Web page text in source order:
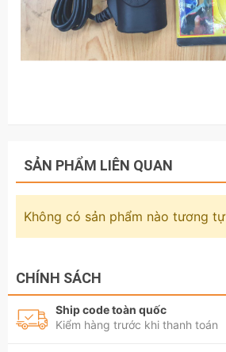
SẢN PHẨM LIÊN QUAN
Không có sản phẩm nào tương tự
CHÍNH SÁCH
Ship code toàn quốc
Kiểm hàng trước khi thanh toán